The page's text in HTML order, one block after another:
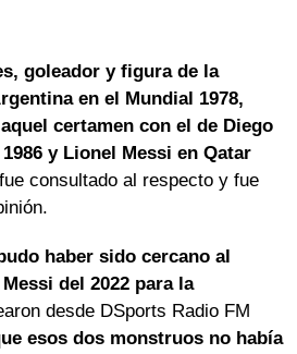
goleador y figura de la
en el Mundial 1978,
certamen con el de Diego
y Lionel Messi en Qatar
consultado al respecto y fue
haber sido cercano al
del 2022 para la
desde DSports Radio FM
esos dos monstruos no había